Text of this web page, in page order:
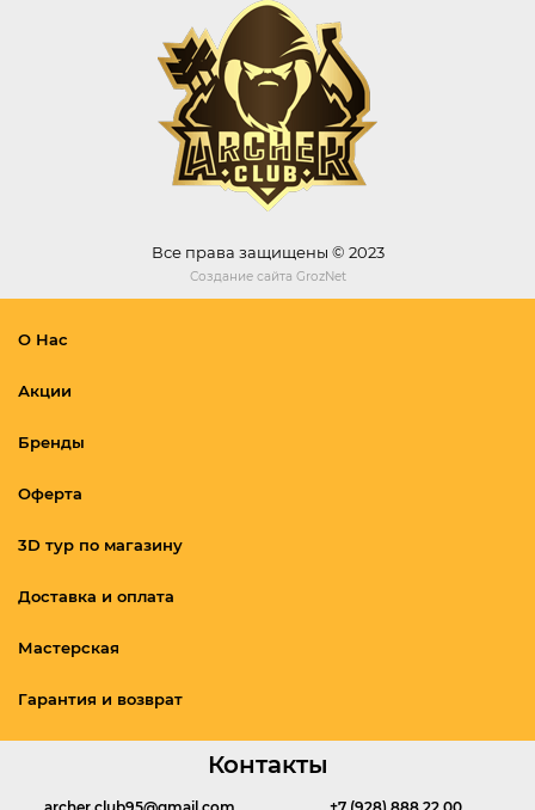
Все права защищены © 2023
Создание сайта GrozNet
О Нас
Акции
Бренды
Оферта
3D тур по магазину
Доставка и оплата
Мастерская
Гарантия и возврат
Контакты